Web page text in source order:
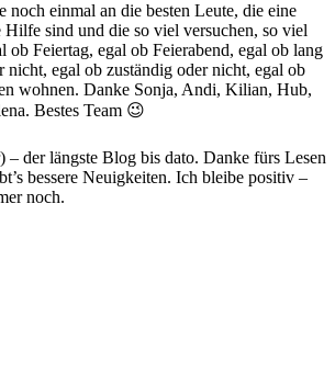
noch einmal an die besten Leute, die eine
sind und die so viel versuchen, so viel
ob Feiertag, egal ob Feierabend, egal ob lang
nicht, egal ob zuständig oder nicht, egal ob
wohnen. Danke Sonja, Andi, Kilian, Hub,
Bestes Team 😉
– der längste Blog bis dato. Danke fürs Lesen
bessere Neuigkeiten. Ich bleibe positiv –
noch.